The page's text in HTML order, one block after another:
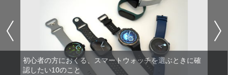
初心者の方におくる、スマートウォッチを選ぶときに確
認したい10のこと